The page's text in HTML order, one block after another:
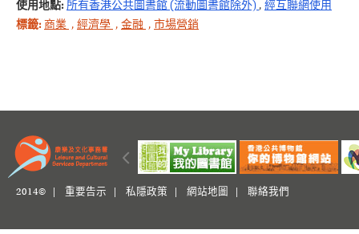
使用地點: 所有香港公共圖書館 (流動圖書館除外) , 經互聯網使用
標籤: 商業 , 經濟學 , 金融 , 市場營銷
2014© | 重要告示 私隱政策 網站地圖 聯絡我們